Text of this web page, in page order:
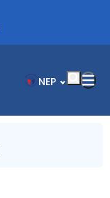
भाषा चयन गर्नुहोस्
NEP